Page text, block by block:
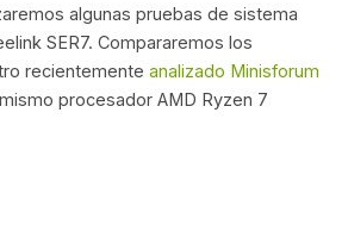
algunas pruebas de sistema
SER7. Compararemos los
recientemente analizado Minisforum
procesador AMD Ryzen 7